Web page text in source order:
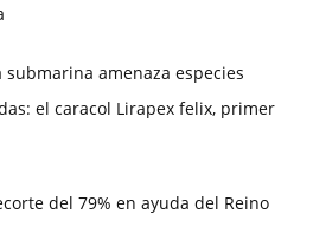
submarina amenaza especies
el caracol Lirapex felix, primer
del 79% en ayuda del Reino